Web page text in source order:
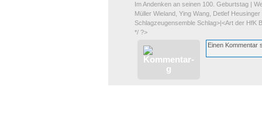
Im Andenken an seinen 100. Geburtstag |
Müller Wieland, Ying Wang, Detlef
Schlagzeugensemble Schlag>|<Art der HfK
*/ ?>